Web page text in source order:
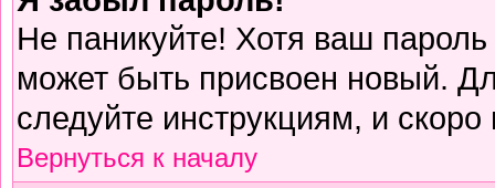
Не паникуйте! Хотя ваш
может быть присвоен новый.
следуйте инструкциям, и
Вернуться к началу